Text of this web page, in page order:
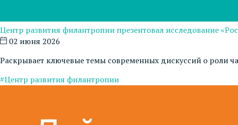
Центр развития филантропии презентовал исследование
02 июня 2026
Раскрывает ключевые темы современных дискуссий о роли
#Центр развития филантропии